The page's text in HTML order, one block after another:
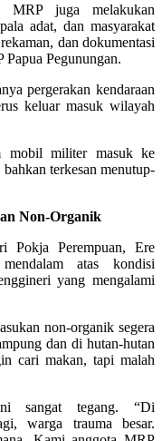
MRP juga melakukan
adat, dan masyarakat
dan dokumentasi
Pegunungan.
pergerakan kendaraan
keluar masuk wilayah
mobil militer masuk ke
terkesan menutup-
Non-Organik
Pokja Perempuan, Ere
atas kondisi
yang mengalami
non-organik segera
dan di hutan-hutan
cari makan, tapi malah
sangat tegang. “Di
warga trauma besar.